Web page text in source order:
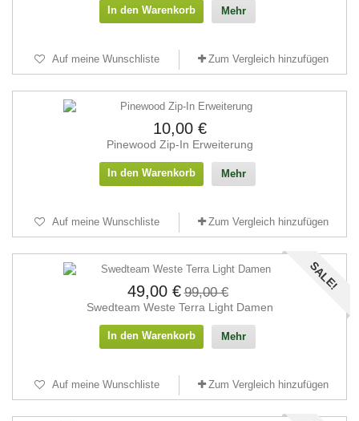
In den Warenkorb Mehr
Auf meine Wunschliste Zum Vergleich hinzufügen
10,00 €
Pinewood Zip-In Erweiterung
In den Warenkorb Mehr
Auf meine Wunschliste Zum Vergleich hinzufügen
SALE!
49,00 € 99,00 €
Swedteam Weste Terra Light Damen
In den Warenkorb Mehr
Auf meine Wunschliste Zum Vergleich hinzufügen